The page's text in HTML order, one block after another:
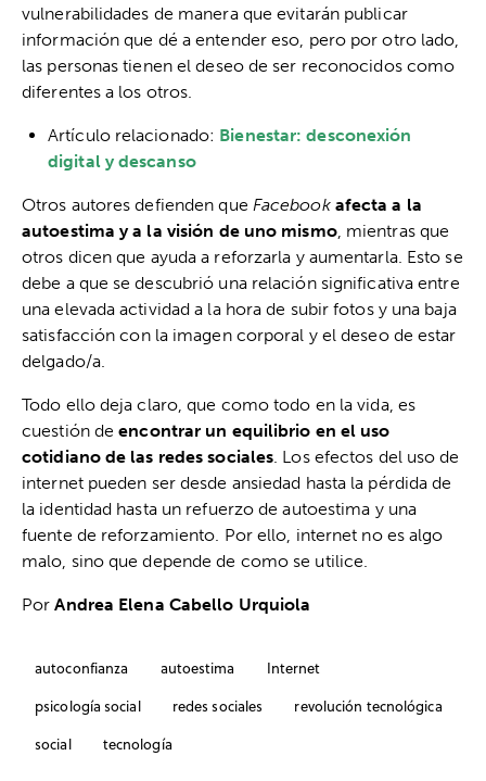
vulnerabilidades de manera que evitarán publicar
información que dé a entender eso, pero por otro lado,
las personas tienen el deseo de ser reconocidos como
diferentes a los otros.
Artículo relacionado: Bienestar: desconexión
digital y descanso
Otros autores defienden que Facebook afecta a la
autoestima y a la visión de uno mismo, mientras que
otros dicen que ayuda a reforzarla y aumentarla. Esto se
debe a que se descubrió una relación significativa entre
una elevada actividad a la hora de subir fotos y una baja
satisfacción con la imagen corporal y el deseo de estar
delgado/a.
Todo ello deja claro, que como todo en la vida, es
cuestión deencontrar un equilibrio en el uso
cotidiano de las redes sociales. Los efectos del uso de
internet pueden ser desde ansiedad hasta la pérdida de
la identidad hasta un refuerzo de autoestima y una
fuente de reforzamiento. Por ello, internet no es algo
malo, sino que depende de como se utilice.
PorAndrea Elena Cabello Urquiola
autoconfianza autoestima
Internet
psicología social
redes sociales
revolución tecnológica
social
tecnología